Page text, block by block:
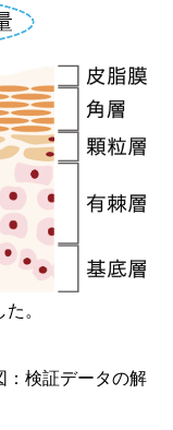
。
検証データの解